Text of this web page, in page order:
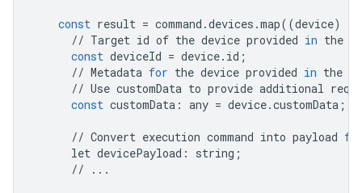
const result = command .devices .map((device)
// Target id of the device provided in the
const deviceId = device. id ;
// Metadata for the device provided in the
// Use customData to provide additional
const customData : any = device.customData ;
// Convert execution command into payload
let devicePayload : string ;
//
...